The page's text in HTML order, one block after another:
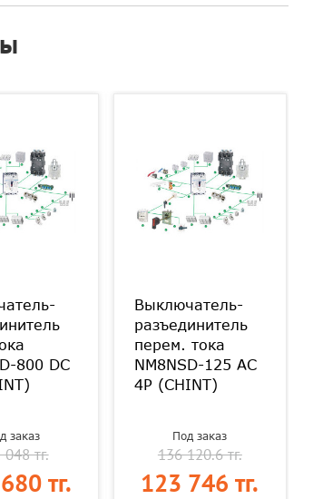
800 DC
заказ
тг.
тг.
Выключатель-
разъединитель
перем. тока
NM8NSD-125 AC
4P (CHINT)
Под заказ
136 120.6 тг.
123 746 тг.